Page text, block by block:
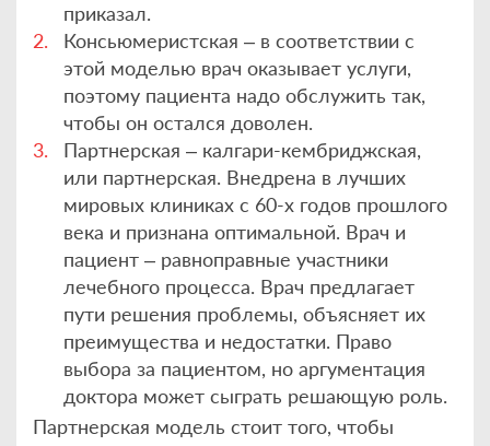
приказал.
Консьюмеристская – в соответствии с
этой моделью врач оказывает услуги,
поэтому пациента надо обслужить так,
чтобы он остался доволен.
Партнерская – калгари-кембриджская,
или партнерская. Внедрена в лучших
мировых клиниках с 60-х годов прошлого
века и признана оптимальной. Врач и
пациент – равноправные участники
лечебного процесса. Врач предлагает
пути решения проблемы, объясняет их
преимущества и недостатки. Право
выбора за пациентом, но аргументация
доктора может сыграть решающую роль.
Партнерская модель стоит того, чтобы